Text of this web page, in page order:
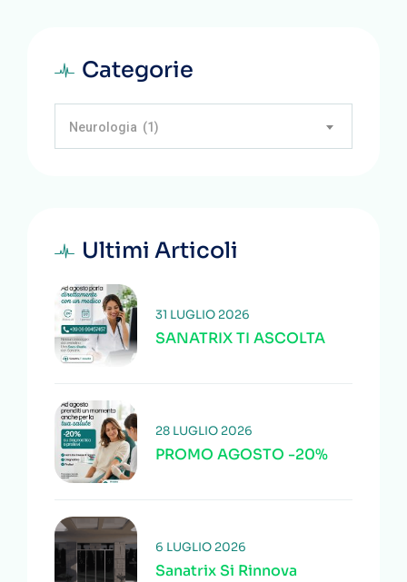
Categorie
Neurologia (1)
Ultimi Articoli
SANATRIX TI ASCOLTA
31 LUGLIO 2026
PROMO AGOSTO -20%
28 LUGLIO 2026
Sanatrix Si Rinnova
6 LUGLIO 2026